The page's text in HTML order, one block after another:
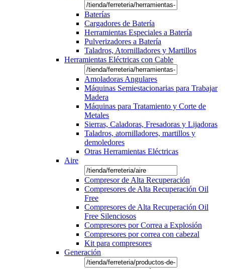
Baterías
Cargadores de Batería
Herramientas Especiales a Batería
Pulverizadores a Batería
Taladros, Atornilladores y Martillos
Herramientas Eléctricas con Cable
Amoladoras Angulares
Máquinas Semiestacionarias para Trabajar
Madera
Máquinas para Tratamiento y Corte de
Metales
Sierras, Caladoras, Fresadoras y Lijadoras
Taladros, atornilladores, martillos y
demoledores
Otras Herramientas Eléctricas
Aire
Compresor de Alta Recuperación
Compresores de Alta Recuperación Oil
Free
Compresores de Alta Recuperación Oil
Free Silenciosos
Compresores por Correa a Explosión
Compresores por correa con cabezal
Kit para compresores
Generación